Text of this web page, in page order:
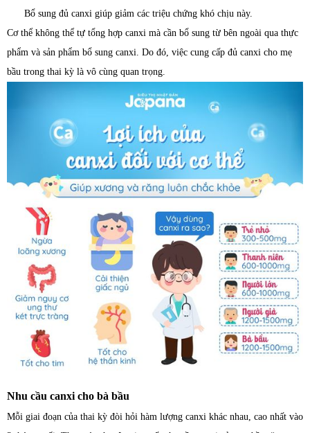
Bổ sung đủ canxi giúp giảm các triệu chứng khó chịu này.
Cơ thể không thể tự tổng hợp canxi mà cần bổ sung từ bên ngoài qua thực
phẩm và sản phẩm bổ sung canxi. Do đó, việc cung cấp đủ canxi cho mẹ
bầu trong thai kỳ là vô cùng quan trọng.
Nhu cầu canxi cho bà bầu
Mỗi giai đoạn của thai kỳ đòi hỏi hàm lượng canxi khác nhau, cao nhất vào